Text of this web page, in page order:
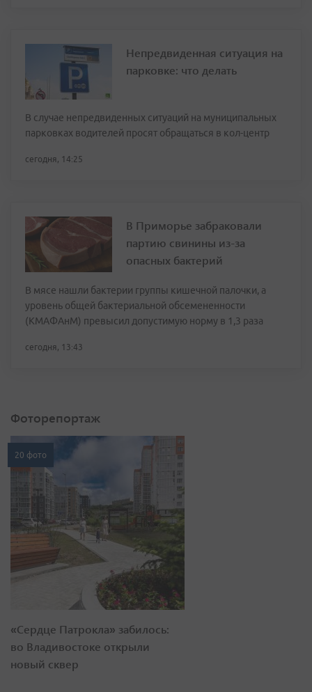
Непредвиденная ситуация на
парковке: что делать
В случае непредвиденных ситуаций на муниципальных
парковках водителей просят обращаться в кол-центр
сегодня, 14:25
В Приморье забраковали
партию свинины из-за
опасных бактерий
В мясе нашли бактерии группы кишечной палочки, а
уровень общей бактериальной обсемененности
(КМАФАнМ) превысил допустимую норму в 1,3 раза
сегодня, 13:43
Фоторепортаж
20 фото
«Сердце Патрокла» забилось:
во Владивостоке открыли
новый сквер